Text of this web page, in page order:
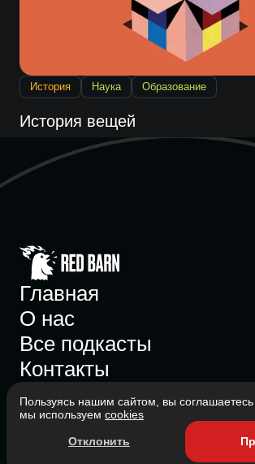
История Наука Образование
История вещей
Главная
О нас
Все подкасты
Контакты
Состоит в ассоциации с 2023
Пользуясь нашим сайтом, вы соглашаетесь
мы используем cookies
Отклонить